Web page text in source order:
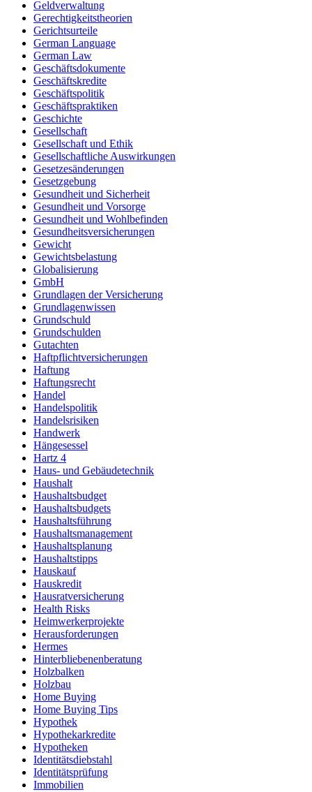
Geldverwaltung
Gerechtigkeitstheorien
Gerichtsurteile
German Language
German Law
Geschäftsdokumente
Geschäftskredite
Geschäftspolitik
Geschäftspraktiken
Geschichte
Gesellschaft
Gesellschaft und Ethik
Gesellschaftliche Auswirkungen
Gesetzesänderungen
Gesetzgebung
Gesundheit und Sicherheit
Gesundheit und Vorsorge
Gesundheit und Wohlbefinden
Gesundheitsversicherungen
Gewicht
Gewichtsbelastung
Globalisierung
GmbH
Grundlagen der Versicherung
Grundlagenwissen
Grundschuld
Grundschulden
Gutachten
Haftpflichtversicherungen
Haftung
Haftungsrecht
Handel
Handelspolitik
Handelsrisiken
Handwerk
Hängesessel
Hartz 4
Haus- und Gebäudetechnik
Haushalt
Haushaltsbudget
Haushaltsbudgets
Haushaltsführung
Haushaltsmanagement
Haushaltsplanung
Haushaltstipps
Hauskauf
Hauskredit
Hausratversicherung
Health Risks
Heimwerkerprojekte
Herausforderungen
Hermes
Hinterbliebenenberatung
Holzbalken
Holzbau
Home Buying
Home Buying Tips
Hypothek
Hypothekarkredite
Hypotheken
Identitätsdiebstahl
Identitätsprüfung
Immobilien